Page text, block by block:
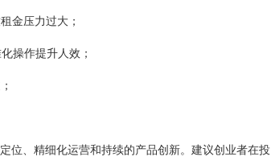
金压力过大；
操作提升人效；
、精细化运营和持续的产品创新。建议创业者在投